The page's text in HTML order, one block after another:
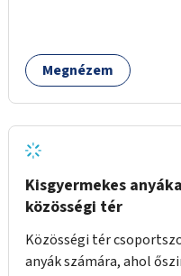
Megnézem
Kisgyermekes
közösségi tér
Közösségi tér
anyák számára, ahol